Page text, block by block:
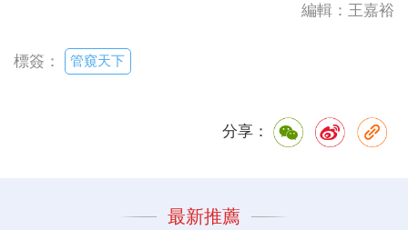
編輯：王嘉裕
標簽： 管窺天下
分享：
最新推薦